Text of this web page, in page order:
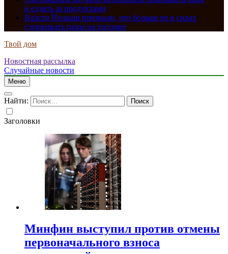
и ездить за продуктами
Власти Польши признали, что больше не в силах
сдерживать цены на топливо
Твой дом
Новостная рассылка
Случайные новости
Меню
Найти:
Заголовки
Минфин выступил против отмены
первоначального взноса